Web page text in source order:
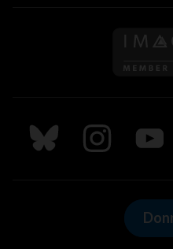
Suivez nous sur
Suivez nous